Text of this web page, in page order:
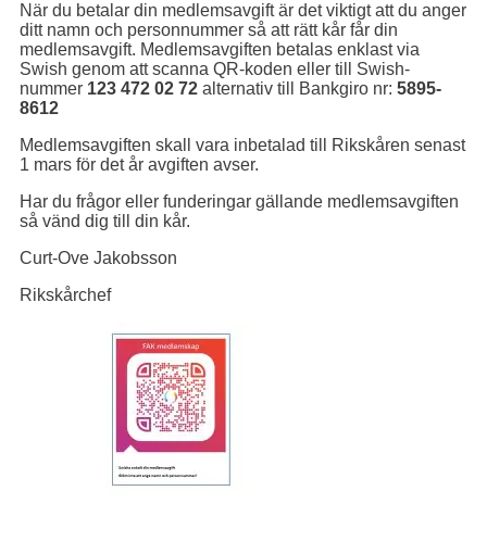
När du betalar din medlemsavgift är det viktigt att du anger
ditt namn och personnummer så att rätt kår får din
medlemsavgift. Medlemsavgiften betalas enklast via
Swish genom att scanna QR-koden eller till Swish-
nummer 123 472 02 72 alternativ till Bankgiro nr: 5895-
8612
Medlemsavgiften skall vara inbetalad till Rikskåren senast
1 mars för det år avgiften avser.
Har du frågor eller funderingar gällande medlemsavgiften
så vänd dig till din kår.
Curt-Ove Jakobsson
Rikskårchef